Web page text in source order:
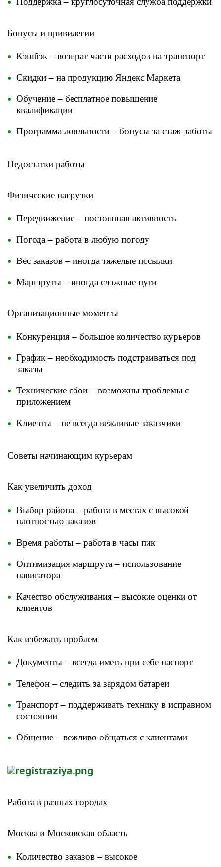
Бонусы и привилегии
Кэшбэк – возврат части расходов на транспорт
Скидки – на продукцию Яндекс Маркета
Обучение – бесплатное повышение
квалификации
Программа лояльности – бонусы за стаж работы
Недостатки работы
​Физические нагрузки
Передвижение – постоянная активность
Погода – работа в любую погоду
Вес заказов – иногда тяжелые посылки
Маршруты – иногда сложные пути
Организационные моменты
Конкуренция – большое количество курьеров
График – необходимость подстраиваться под
заказы
Технические сбои – возможны проблемы с
приложением
Клиенты – не всегда вежливые заказчики
Советы начинающим курьерам
​Как увеличить доход
Выбор района – работа в местах с высокой
плотностью заказов
Время работы – работа в часы пик
Оптимизация маршрута – использование
навигатора
Качество обслуживания – высокие оценки от
клиентов
Как избежать проблем
Документы – всегда иметь при себе паспорт
Телефон – следить за зарядом батареи
Транспорт – поддерживать технику в исправном
состоянии
Общение – вежливо общаться с клиентами
Работа в разных городах
​Москва и Московская область
Количество заказов – высокое